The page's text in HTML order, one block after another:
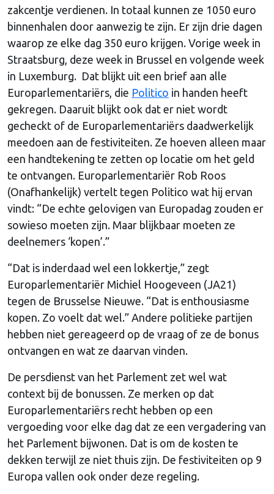
zakcentje verdienen. In totaal kunnen ze 1050 euro
binnenhalen door aanwezig te zijn. Er zijn drie dagen
waarop ze elke dag 350 euro krijgen. Vorige week in
Straatsburg, deze week in Brussel en volgende week
in Luxemburg. Dat blijkt uit een brief aan alle
Europarlementariërs, die Politico in handen heeft
gekregen. Daaruit blijkt ook dat er niet wordt
gecheckt of de Europarlementariërs daadwerkelijk
meedoen aan de festiviteiten. Ze hoeven alleen maar
een handtekening te zetten op locatie om het geld
te ontvangen. Europarlementariër Rob Roos
(Onafhankelijk) vertelt tegen Politico wat hij ervan
vindt: “De echte gelovigen van Europadag zouden er
sowieso moeten zijn. Maar blijkbaar moeten ze
deelnemers ‘kopen’.”
“Dat is inderdaad wel een lokkertje,” zegt
Europarlementariër Michiel Hoogeveen (JA21)
tegen de Brusselse Nieuwe. “Dat is enthousiasme
kopen. Zo voelt dat wel.” Andere politieke partijen
hebben niet gereageerd op de vraag of ze de bonus
ontvangen en wat ze daarvan vinden.
De persdienst van het Parlement zet wel wat
context bij de bonussen. Ze merken op dat
Europarlementariërs recht hebben op een
vergoeding voor elke dag dat ze een vergadering van
het Parlement bijwonen. Dat is om de kosten te
dekken terwijl ze niet thuis zijn. De festiviteiten op 9
Europa vallen ook onder deze regeling.